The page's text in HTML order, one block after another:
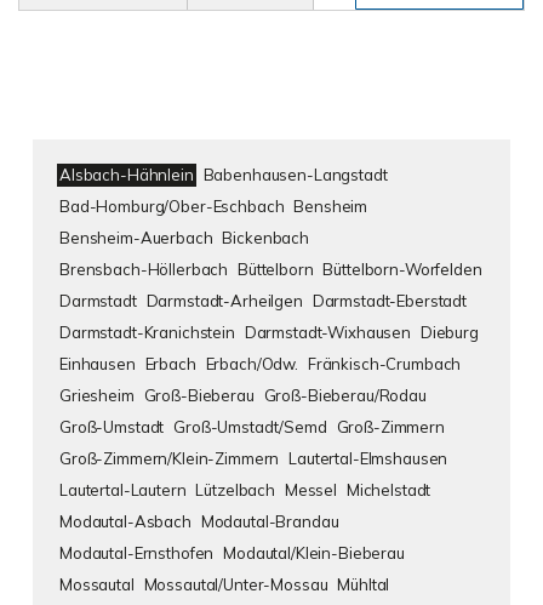
Alsbach-Hähnlein Babenhausen-Langstadt
Bad-Homburg/Ober-Eschbach Bensheim
Bensheim-Auerbach Bickenbach
Brensbach-Höllerbach Büttelborn Büttelborn-Worfelden
Darmstadt Darmstadt-Arheilgen Darmstadt-Eberstadt
Darmstadt-Kranichstein Darmstadt-Wixhausen Dieburg
Einhausen Erbach Erbach/Odw.
Fränkisch-Crumbach
Griesheim
Groß-Bieberau
Groß-Bieberau/Rodau
Groß-Umstadt Groß-Umstadt/Semd
Groß-Zimmern
Groß-Zimmern/Klein-Zimmern Lautertal-Elmshausen
Lautertal-Lautern Lützelbach Messel Michelstadt
Modautal-Asbach Modautal-Brandau
Modautal-Ernsthofen Modautal/Klein-Bieberau
Mossautal Mossautal/Unter-Mossau Mühltal